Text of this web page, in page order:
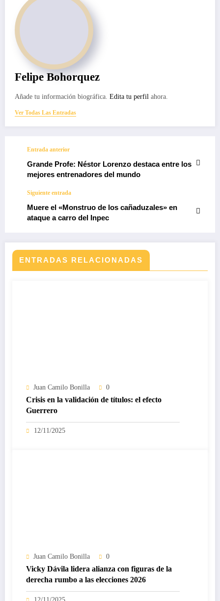
Felipe Bohorquez
Añade tu información biográfica. Edita tu perfil ahora.
Ver Todas Las Entradas
Entrada anterior
Grande Profe: Néstor Lorenzo destaca entre los
mejores entrenadores del mundo
Siguiente entrada
Muere el «Monstruo de los cañaduzales» en
ataque a carro del Inpec
ENTRADAS RELACIONADAS
Juan Camilo Bonilla 0
Crisis en la validación de títulos: el efecto
Guerrero
12/11/2025
Juan Camilo Bonilla 0
Vicky Dávila lidera alianza con figuras de la
derecha rumbo a las elecciones 2026